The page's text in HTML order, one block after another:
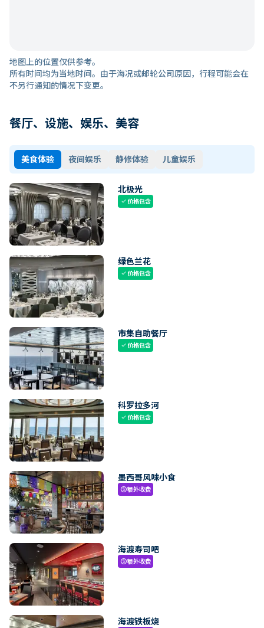
地图上的位置仅供参考。
所有时间均为当地时间。由于海况或邮轮公司原因，行程可能会在
不另行通知的情况下变更。
餐厅、设施、娱乐、美容
美食体验 夜间娱乐 静修体验 儿童娱乐
北极光
check价格包含
绿色兰花
check价格包含
市集自助餐厅
check价格包含
科罗拉多河
check价格包含
墨西哥风味小食
paid额外收费
海渡寿司吧
paid额外收费
海渡铁板烧